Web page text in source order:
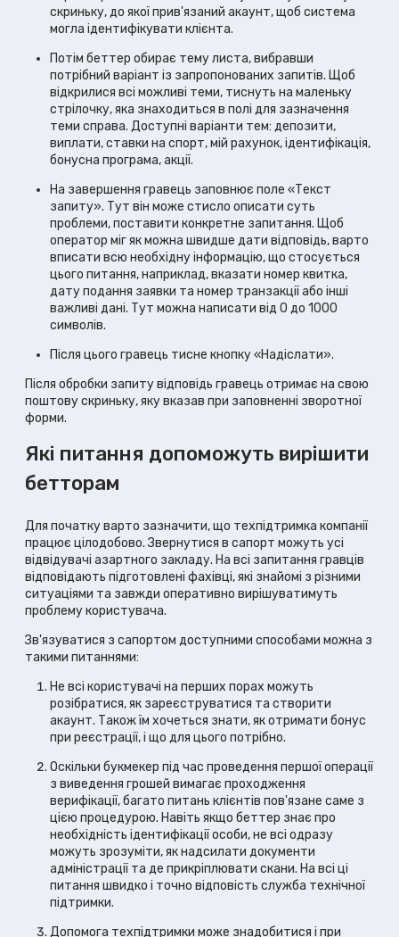
скриньку, до якої прив'язаний акаунт, щоб система
могла ідентифікувати клієнта.
Потім беттер обирає тему листа, вибравши
потрібний варіант із запропонованих запитів. Щоб
відкрилися всі можливі теми, тиснуть на маленьку
стрілочку, яка знаходиться в полі для зазначення
теми справа. Доступні варіанти тем: депозити,
виплати, ставки на спорт, мій рахунок, ідентифікація,
бонусна програма, акції.
На завершення гравець заповнює поле «Текст
запиту». Тут він може стисло описати суть
проблеми, поставити конкретне запитання. Щоб
оператор міг як можна швидше дати відповідь, варто
вписати всю необхідну інформацію, що стосується
цього питання, наприклад, вказати номер квитка,
дату подання заявки та номер транзакції або інші
важливі дані. Тут можна написати від 0 до 1000
символів.
Після цього гравець тисне кнопку «Надіслати».
Після обробки запиту відповідь гравець отримає на свою
поштову скриньку, яку вказав при заповненні зворотної
форми.
Які питання допоможуть вирішити
бетторам
Для початку варто зазначити, що техпідтримка компанії
працює цілодобово. Звернутися в сапорт можуть усі
відвідувачі азартного закладу. На всі запитання гравців
відповідають підготовлені фахівці, які знайомі з різними
ситуаціями та завжди оперативно вирішуватимуть
проблему користувача.
Зв'язуватися з сапортом доступними способами можна з
такими питаннями:
Не всі користувачі на перших порах можуть
розібратися, як зареєструватися та створити
акаунт. Також їм хочеться знати, як отримати бонус
при реєстрації, і що для цього потрібно.
Оскільки букмекер під час проведення першої операції
з виведення грошей вимагає проходження
верифікації, багато питань клієнтів пов'язане саме з
цією процедурою. Навіть якщо беттер знає про
необхідність ідентифікації особи, не всі одразу
можуть зрозуміти, як надсилати документи
адміністрації та де прикріплювати скани. На всі ці
питання швидко і точно відповість служба технічної
підтримки.
Допомога техпідтримки може знадобитися і при